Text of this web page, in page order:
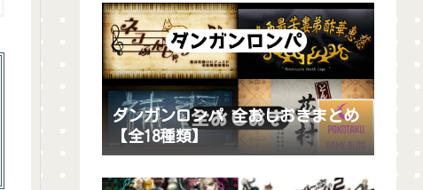
ダンガンロンパ 全おしおきまとめ
【全18種類】